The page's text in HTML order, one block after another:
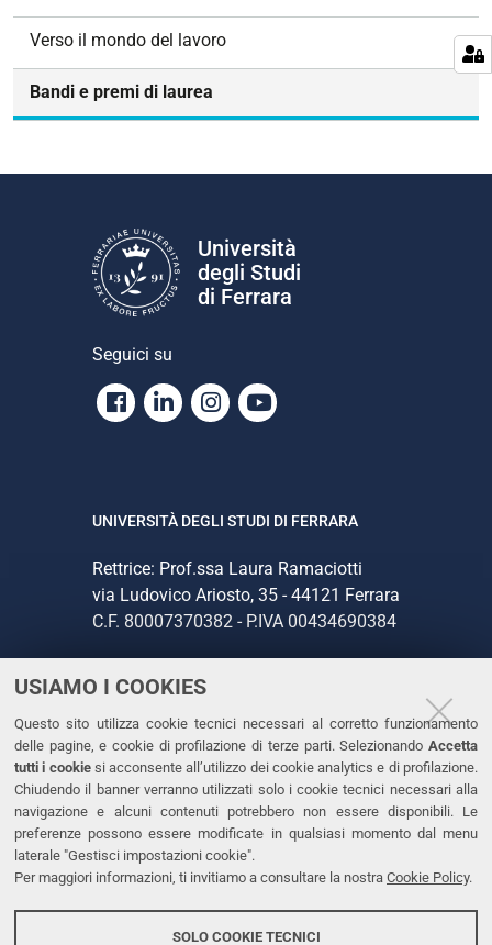
USIAMO I COOKIES
Questo sito utilizza cookie tecnici necessari al corretto funzionamento
delle pagine, e cookie di profilazione di terze parti. Selezionando Accetta
tutti i cookiesi acconsente all’utilizzo dei cookie analytics e di profilazione.
Chiudendo il banner verranno utilizzati solo i cookie tecnici necessari alla
navigazione e alcuni contenuti potrebbero non essere disponibili. Le
preferenze possono essere modificate in qualsiasi momento dal menu
laterale "Gestisci impostazioni cookie".
Per maggiori informazioni, ti invitiamo a consultare la nostra Cookie Policy.
SOLO COOKIE TECNICI
Verso il mondo del lavoro
Bandi e premi di laurea
Università
degli Studi
di Ferrara
Seguici su
Facebook
LinkedinInstagram
Youtube
UNIVERSITÀ DEGLI STUDI DI FERRARA
Rettrice: Prof.ssa Laura Ramaciotti
via Ludovico Ariosto, 35 - 44121 Ferrara
C.F. 80007370382 - P.IVA 00434690384
CONTATTI
Tel. +39 0532 293111
Fax. +39 0532 293031
PEC
LINKS
Dichiarazione di accessibilità